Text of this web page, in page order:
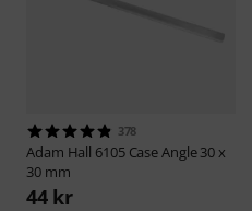
378
Adam Hall 6105 Case Angle 30 x
30 mm
44 kr